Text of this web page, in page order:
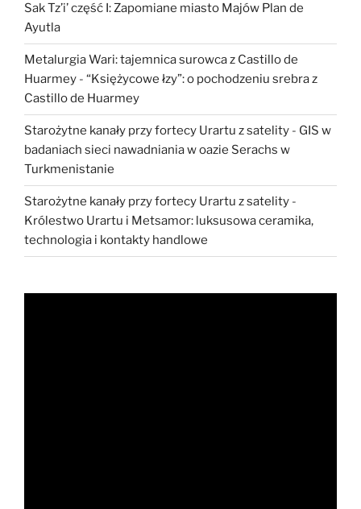
Sak Tz’i’ część I: Zapomiane miasto Majów Plan de
Ayutla
Metalurgia Wari: tajemnica surowca z Castillo de
Huarmey - “Księżycowe łzy”: o pochodzeniu srebra z
Castillo de Huarmey
Starożytne kanały przy fortecy Urartu z satelity - GIS w
badaniach sieci nawadniania w oazie Serachs w
Turkmenistanie
Starożytne kanały przy fortecy Urartu z satelity -
Królestwo Urartu i Metsamor: luksusowa ceramika,
technologia i kontakty handlowe